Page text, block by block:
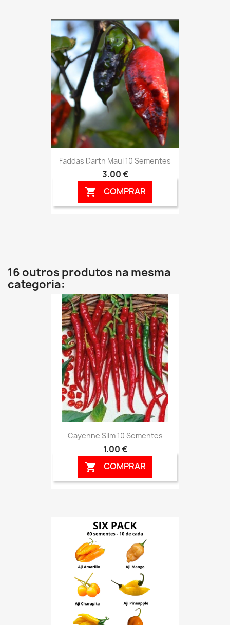
Faddas Darth Maul 10 Sementes
3,00 €
 COMPRAR
16 outros produtos na mesma
categoria:
Cayenne Slim 10 Sementes
1,00 €
 COMPRAR